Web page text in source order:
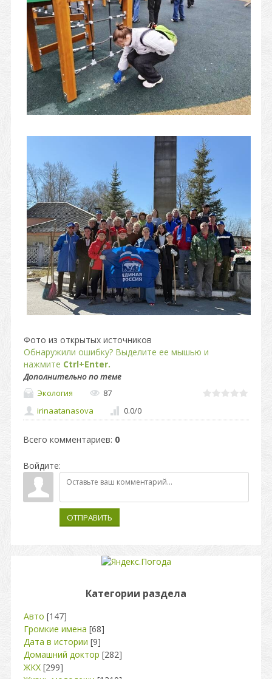
Фото из открытых источников
Обнаружили ошибку? Выделите ее мышью и
нажмите Ctrl+Enter.
Дополнительно по теме
Экология
87
irinaatanasova
0.0/0
Всего комментариев: 0
Войдите:
ОТПРАВИТЬ
Категории раздела
Авто [147]
Громкие имена [68]
Дата в истории [9]
Домашний доктор [282]
ЖКХ [299]